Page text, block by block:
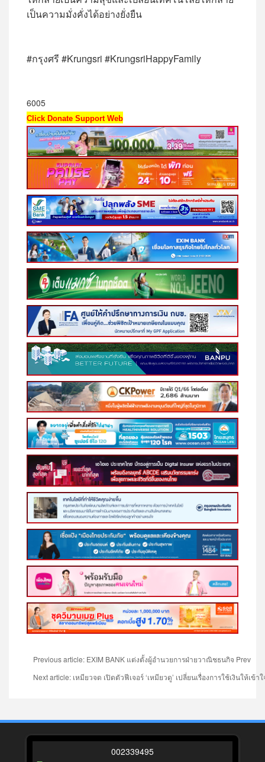
เป็นความมั่งคั่งได้อย่างยั่งยืน
#กรุงศรี #Krungsri #KrungsriHappyFamily
6005
Click Donate Support Web
Previous article: EXIM BANK แต่งตั้งผู้อำนวยการฝ่ายวาณิชธนกิจ Prev
Next article: เหมียวจด เปิดตัวฟีเจอร์ ‘เหมียวดู’ เปลี่ยนเรื่องการใช้เงินให้เ
002339495